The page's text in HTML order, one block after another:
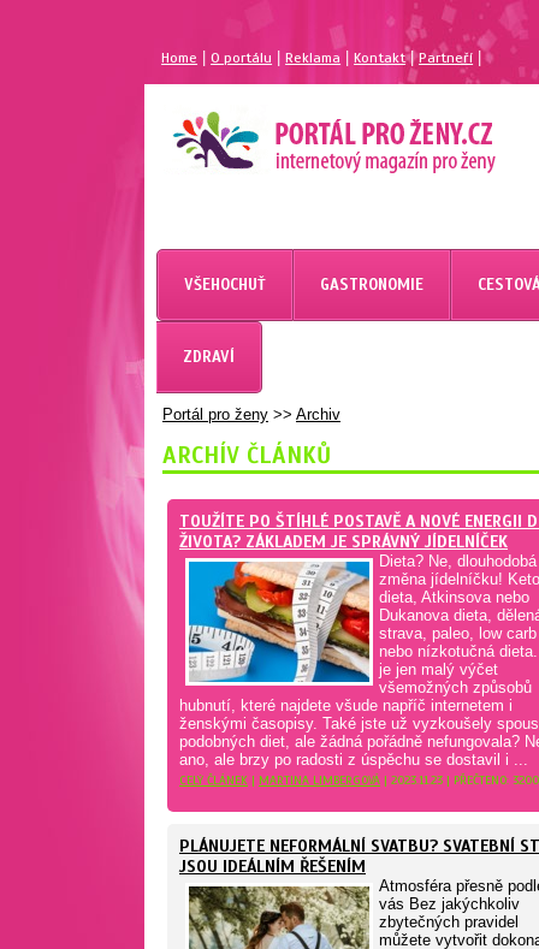
Home |O portálu Reklama Kontakt| Partneří
MAGAZÍN PRO ŽENY
PORTÁL PRO ŽENY.CZ
VŠEHOCHUŤ GASTRONOMIE
ZDRAVÍ
Portál pro ženy >> Archiv
ARCHÍV ČLÁNKŮ
TOUŽÍTE PO ŠTÍHLÉ POSTAVĚ A NOVÉ ENERGII
ŽIVOTA? ZÁKLADEM JE SPRÁVNÝ JÍDELNÍČEK
Dieta? Ne, dlouhodobá
změna jídelníčku! Keto
dieta, Atkinsova nebo
Dukanova dieta,
strava, paleo, low carb
nebo nízkotučná
je jen malý výčet
všemožných způsobů
hubnutí, které najdete všude napříč internetem i
ženskými časopisy. Také jste už vyzkoušely
podobných diet, ale žádná pořádně nefungovala?
ano, ale brzy po radosti z úspěchu se dostavil i ...
CELÝ ČLÁNEK | MARTINA LIMBERGOVÁ | 2023.11.23 | PŘEČTENO:
PLÁNUJETE NEFORMÁLNÍ SVATBU? SVATEBNÍ
JSOU IDEÁLNÍM ŘEŠENÍM
Atmosféra přesně
vás Bez jakýchkoliv
zbytečných pravidel
můžete vytvořit